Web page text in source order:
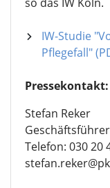
IW-Studie
Pflegefall"
Pressekontakt:
Stefan Reker
Geschäftsführer
Telefon: 030 20